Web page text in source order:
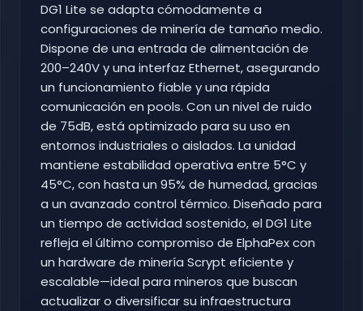
DG1 Lite se adapta cómodamente a
configuraciones de minería de tamaño medio.
Dispone de una entrada de alimentación de
200–240V y una interfaz Ethernet, asegurando
un funcionamiento fiable y una rápida
comunicación en pools. Con un nivel de ruido
de 75dB, está optimizado para su uso en
entornos industriales o aislados. La unidad
mantiene estabilidad operativa entre 5°C y
45°C, con hasta un 95% de humedad, gracias
a un avanzado control térmico. Diseñado para
un tiempo de actividad sostenido, el DG1 Lite
refleja el último compromiso de ElphaPex con
un hardware de minería Scrypt eficiente y
escalable—ideal para mineros que buscan
actualizar o diversificar su infraestructura